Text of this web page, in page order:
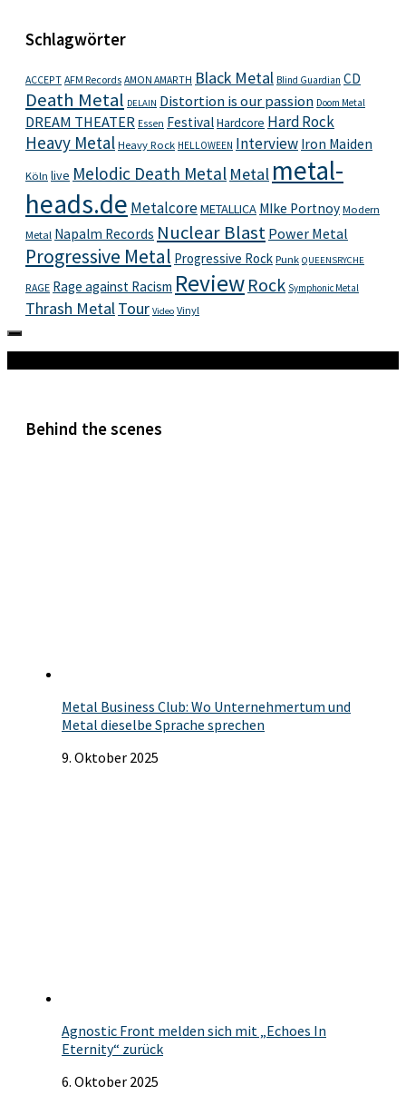
Schlagwörter
ACCEPT AFM Records AMON AMARTH Black Metal Blind Guardian CD
Death Metal DELAIN Distortion is our passion Doom Metal
DREAM THEATER Essen FestivalHardcore Hard Rock
Heavy Metal Heavy Rock HELLOWEEN Interview Iron Maiden
Köln live Melodic Death Metal Metal metal-
heads.de MetalcoreMETALLICA MIke Portnoy Modern
Metal Napalm Records Nuclear Blast Power Metal
Progressive Metal Progressive Rock Punk QUEENSRYCHE
RAGE Rage against Racism Review Rock Symphonic Metal
Thrash MetalTour Video Vinyl
Behind the scenes
Metal Business Club: Wo Unternehmertum und
Metal dieselbe Sprache sprechen
9. Oktober 2025
Agnostic Front melden sich mit „Echoes In
Eternity“ zurück
6. Oktober 2025